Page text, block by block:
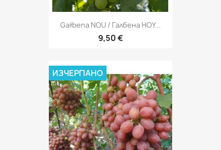
Gałbena NOU / Галбена HOY...
9,50 €
ИЗЧЕРПАНО